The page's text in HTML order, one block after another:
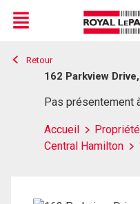
Live
En Direct
Menu
Retour
162 Parkview
Pas présentement
Accueil
Central Hamilton